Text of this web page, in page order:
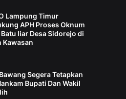
Lampung Timur
APH Proses Oknum
liar Desa Sidorejo di
Kawasan
Segera Tetapkan
Bupati Dan Wakil